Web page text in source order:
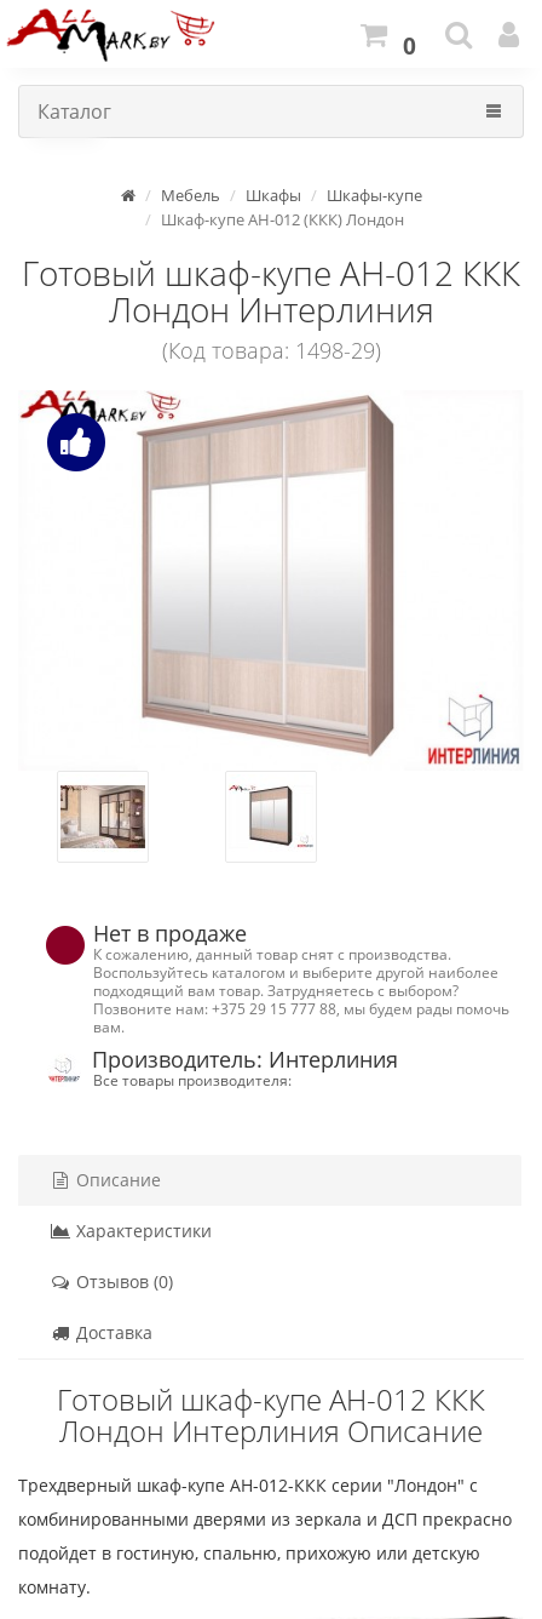
0
Каталог
Мебель Шкафы
Шкафы-купе
Шкаф-купе АН-012 (ККК) Лондон
Готовый шкаф-купе АН-012 ККК
Лондон Интерлиния
(Код товара: 1498-29)
Нет в продаже
К сожалению, данный товар снят с производства.
Воспользуйтесь каталогом и выберите другой наиболее
подходящий вам товар. Затрудняетесь с выбором?
Позвоните нам: +375 29 15 777 88, мы будем рады помочь
вам.
Производитель: Интерлиния
Все товары производителя:
Описание
Характеристики
Отзывов (0)
Доставка
Готовый шкаф-купе АН-012 ККК
Лондон Интерлиния Описание
Трехдверный шкаф-купе АН-012-ККК серии "Лондон" с
комбинированными дверями из зеркала и ДСП прекрасно
подойдет в гостиную, спальню, прихожую или детскую
комнату.